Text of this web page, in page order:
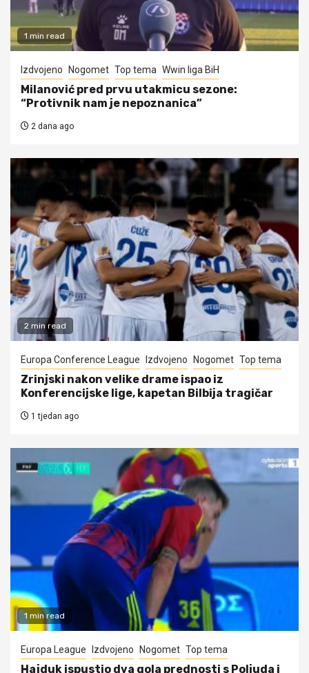
1 min read
Izdvojeno Nogomet Top tema Wwin liga BiH
Milanović pred prvu utakmicu sezone:
“Protivnik nam je nepoznanica”
2 dana ago
2 min read
Europa Conference League Izdvojeno Nogomet Top tema
Zrinjski nakon velike drame ispao iz
Konferencijske lige, kapetan Bilbija tragičar
1 tjedan ago
1 min read
Europa League Izdvojeno Nogomet Top tema
Hajduk ispustio dva gola prednosti s Poljuda i